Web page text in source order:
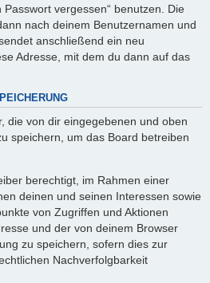
vergessen“ benutzen. Die
nach deinem Benutzernamen und
anschließend ein neu
Adresse, mit dem du dann auf das
die von dir eingegebenen und oben
speichern, um das Board betreiben
berechtigt, im Rahmen einer
deinen und seinen Interessen sowie
von Zugriffen und Aktionen
und der von deinem Browser
zu speichern, sofern dies zur
Nachverfolgbarkeit